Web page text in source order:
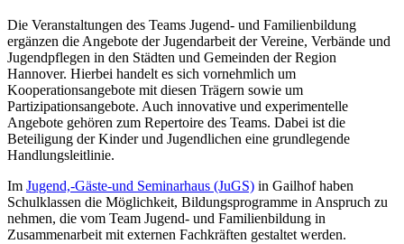
Die Veranstaltungen des Teams Jugend- und Familienbildung
ergänzen die Angebote der Jugendarbeit der Vereine, Verbände und
Jugendpflegen in den Städten und Gemeinden der Region
Hannover. Hierbei handelt es sich vornehmlich um
Kooperationsangebote mit diesen Trägern sowie um
Partizipationsangebote. Auch innovative und experimentelle
Angebote gehören zum Repertoire des Teams. Dabei ist die
Beteiligung der Kinder und Jugendlichen eine grundlegende
Handlungsleitlinie.
Im Jugend,-Gäste-und Seminarhaus (JuGS) in Gailhof haben
Schulklassen die Möglichkeit, Bildungsprogramme in Anspruch zu
nehmen, die vom Team Jugend- und Familienbildung in
Zusammenarbeit mit externen Fachkräften gestaltet werden.